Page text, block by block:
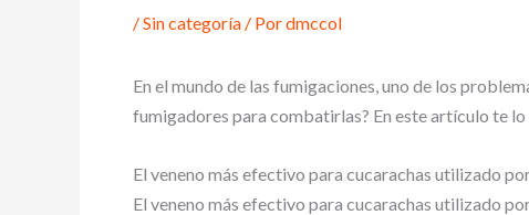
/Sin categoría / Pordmccol
En el mundo de las fumigaciones, uno de los
fumigadores para combatirlas? En este artículo te
El veneno más efectivo para cucarachas utilizado
El veneno más efectivo para cucarachas utilizado